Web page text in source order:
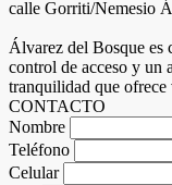
calle Gorriti/Nemesio
Álvarez del Bosque es
control de acceso y un
tranquilidad que
CONTACTO
Nombre
Teléfono
Celular